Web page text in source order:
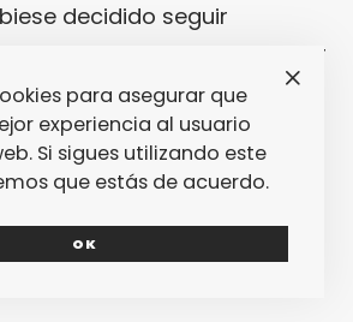
decidido seguir
house en vez de abrazar
Que quizá habría
sudorosas como
por Thomas Bangalter
aeróbica
por haberla
para asegurar que
experiencia al usuario
Si sigues utilizando este
que estás de acuerdo.
OK